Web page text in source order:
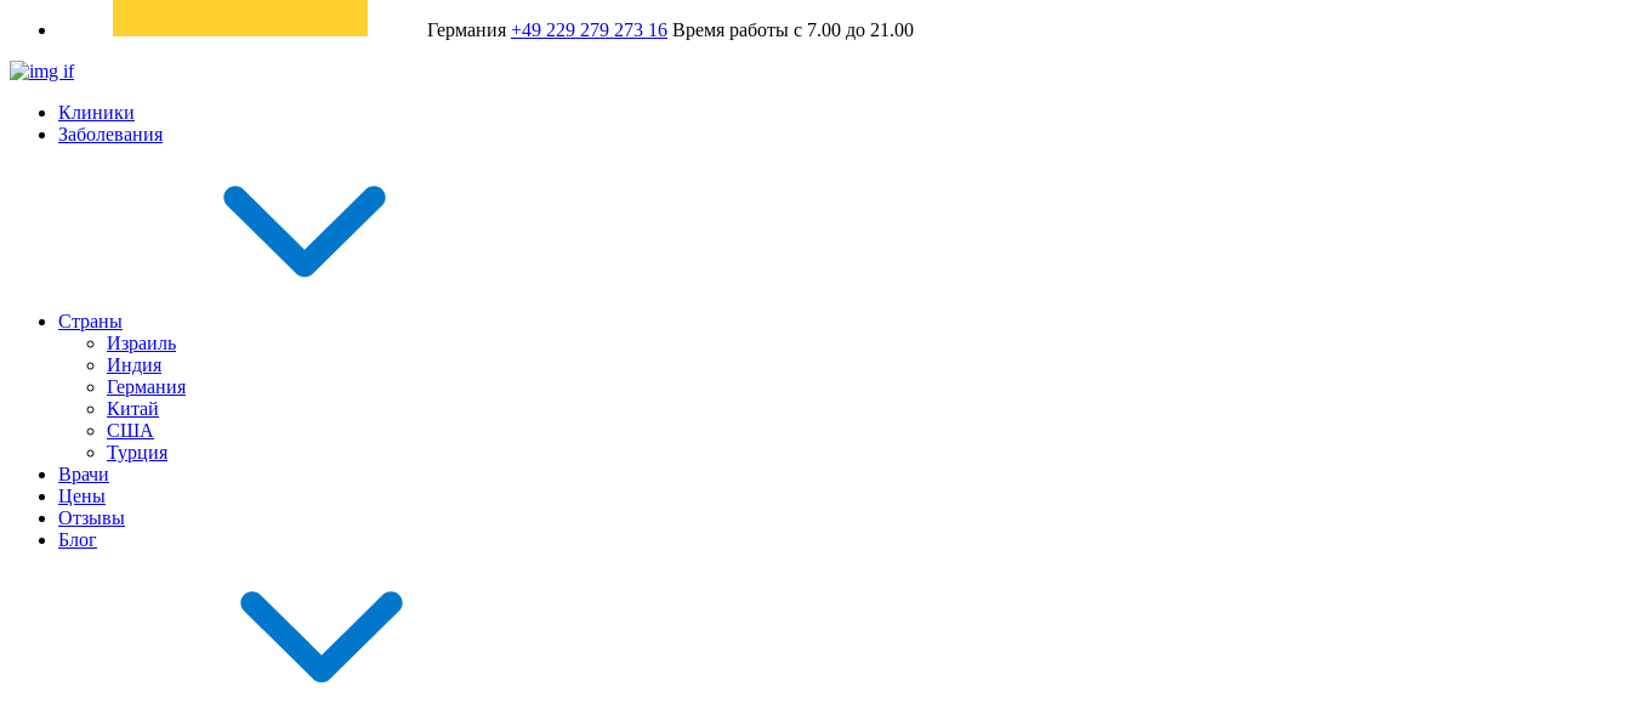
Германия +49 229 279 273 16 Время работы с 7.00 до 21.00
Клиники
Заболевания
Страны
Израиль
Индия
Германия
Китай
США
Турция
Врачи
Цены
Отзывы
Блог